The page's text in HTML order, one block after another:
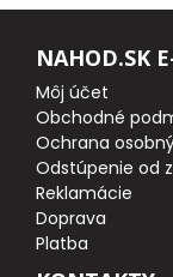
NAHOD.SK
Môj účet
Obchodné
Ochrana
Odstúpenie od
Reklamácie
Doprava
Platba
Udice na